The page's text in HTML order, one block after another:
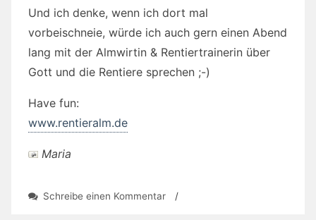
Und ich denke, wenn ich dort mal
vorbeischneie, würde ich auch gern einen Abend
lang mit der Almwirtin & Rentiertrainerin über
Gott und die Rentiere sprechen ;-)
Have fun:
www.rentieralm.de
Maria
Schreibe einen Kommentarzu /